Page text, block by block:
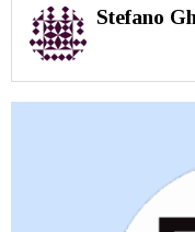
Stefano